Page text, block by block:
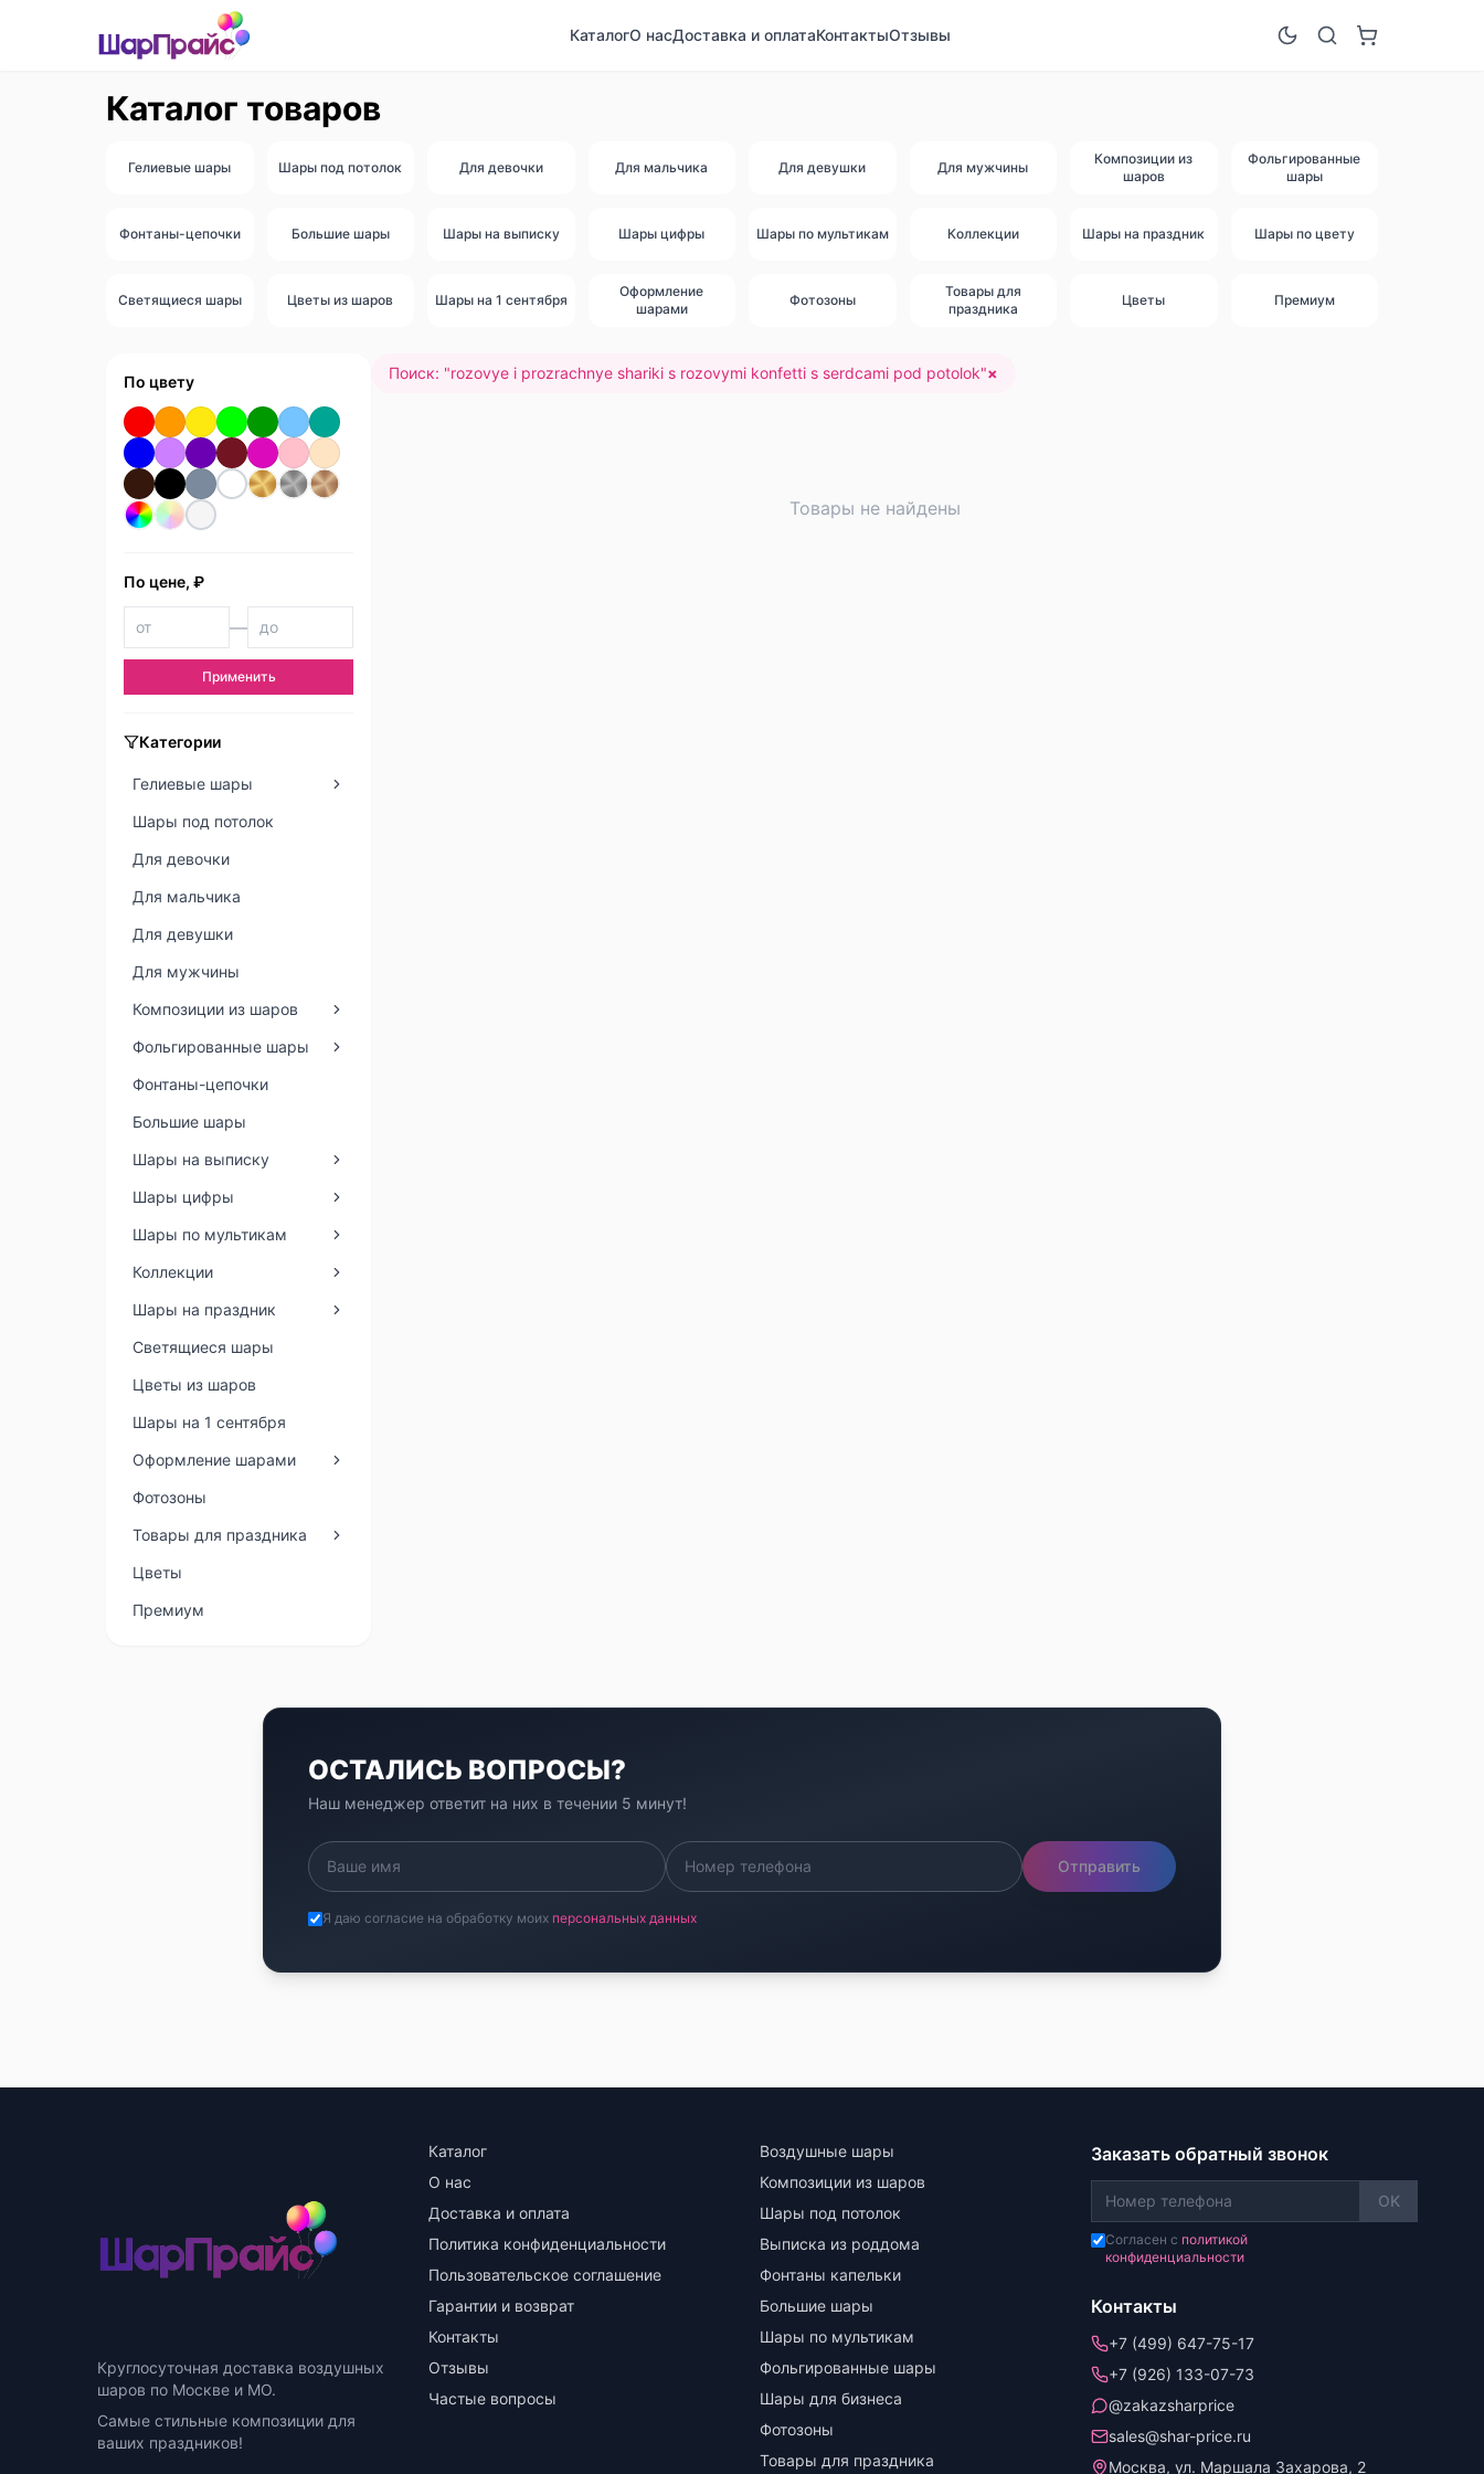
КаталогО насДоставка и оплатаКонтактыОтзывы
Каталог товаров
Гелиевые шары Шары под потолок Для девочки Для мальчика Для девушки Для мужчины
Композиции из
шаров
Фольгированные
шары
Фонтаны-цепочки Большие шары Шары на выписку Шары цифры Шары по мультикам Коллекции Шары на праздник Шары по цвету
Светящиеся шары Цветы из шаров Шары на 1 сентября
Оформление
шарами
Фотозоны
Товары для
праздника
Цветы Премиум
По цвету
По цене, ₽
—
Применить
Категории
Гелиевые шары
Шары под потолок
Для девочки
Для мальчика
Для девушки
Для мужчины
Композиции из шаров
Фольгированные шары
Фонтаны-цепочки
Большие шары
Шары на выписку
Шары цифры
Шары по мультикам
Коллекции
Шары на праздник
Светящиеся шары
Цветы из шаров
Шары на 1 сентября
Оформление шарами
Фотозоны
Товары для праздника
Цветы
Премиум
Поиск: "rozovye i prozrachnye shariki s rozovymi konfetti s serdcami pod potolok"×
Товары не найдены
ОСТАЛИСЬ ВОПРОСЫ?
Наш менеджер ответит на них в течении 5 минут!
Отправить
Я даю согласие на обработку моих персональных данных
Круглосуточная доставка воздушных
шаров по Москве и МО.
Самые стильные композиции для
ваших праздников!
Каталог
О нас
Доставка и оплата
Политика конфиденциальности
Пользовательское соглашение
Гарантии и возврат
Контакты
Отзывы
Частые вопросы
Воздушные шары
Композиции из шаров
Шары под потолок
Выписка из роддома
Фонтаны капельки
Большие шары
Шары по мультикам
Фольгированные шары
Шары для бизнеса
Фотозоны
Товары для праздника
Заказать обратный звонок
OK
Согласен с политикой
конфиденциальности
Контакты
+7 (499) 647-75-17
+7 (926) 133-07-73
@zakazsharprice
sales@shar-price.ru
Москва, ул. Маршала Захарова, 2